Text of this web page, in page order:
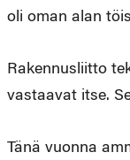
oli oman alan
Rakennusliitto
vastaavat itse.
Tänä vuonna